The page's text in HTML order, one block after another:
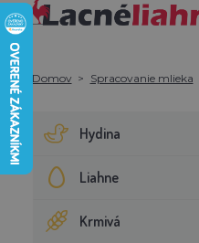
Domov Spracovanie mlieka
Hydina
Liahne
Krmivá